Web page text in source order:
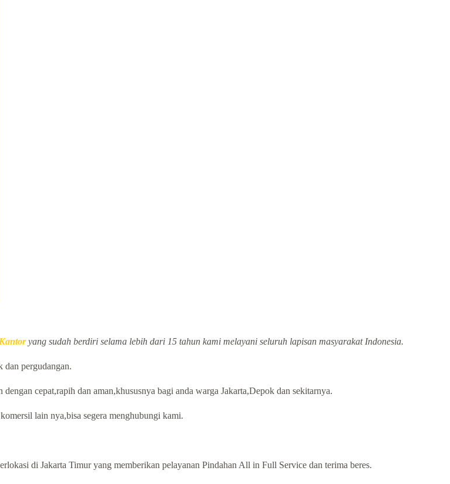
yang sudah berdiri selama lebih dari 15 tahun kami melayani seluruh lapisan masyarakat Indonesia.
dan pergudangan.
cepat,rapih dan aman,khususnya bagi anda warga Jakarta,Depok dan sekitarnya.
lain nya,bisa segera menghubungi kami.
di Jakarta Timur yang memberikan pelayanan Pindahan All in Full Service dan terima beres.